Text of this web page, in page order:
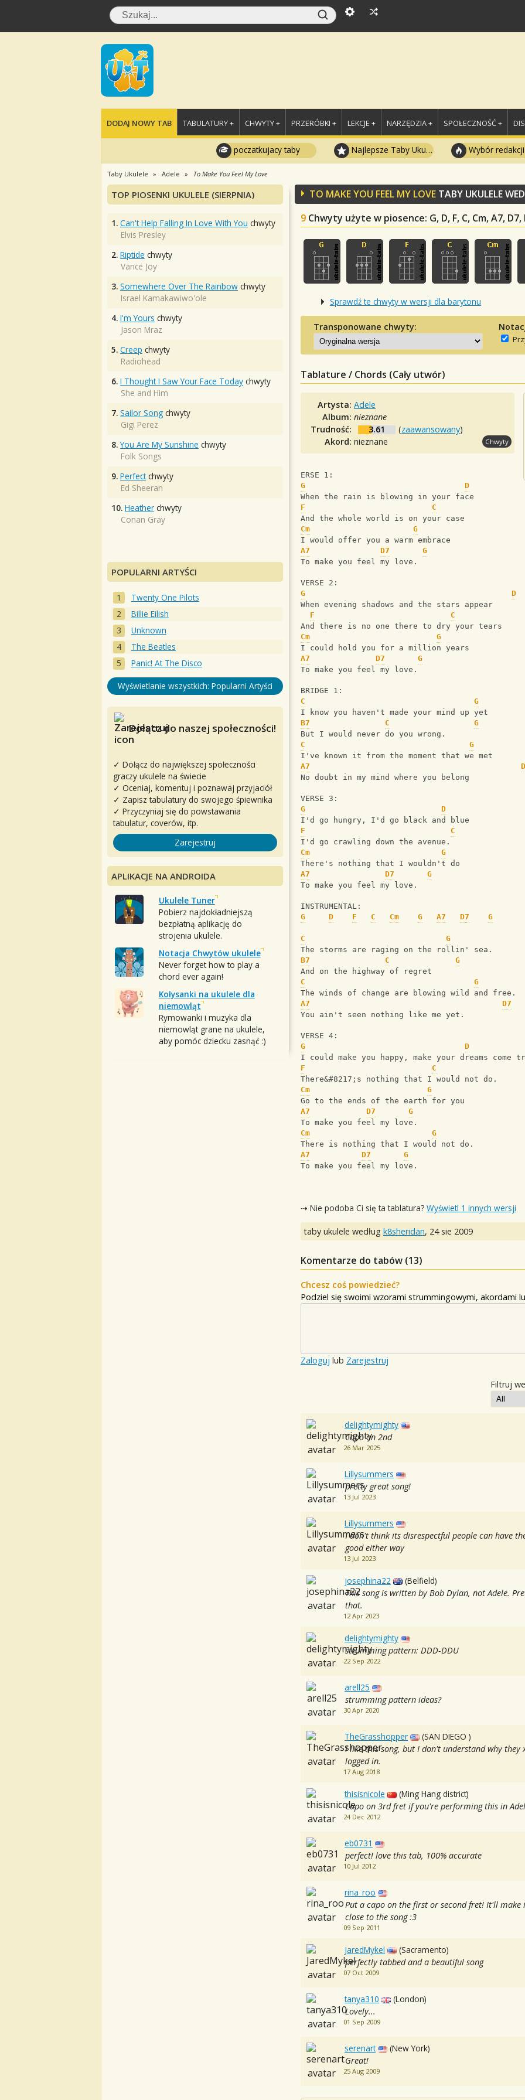
DODAJ NOWY TAB TABULATURY + CHWYTY + PRZERÓBKI + LEKCJE + NARZĘDZIA + SPOŁECZNOŚĆ +
poczatkujacy taby Najlepsze Taby Ukulele Wybór redakcji
Taby Ukulele Adele To Make You Feel My Love
TO MAKE YOU FEEL MY LOVE TABY UKULELE
9 Chwyty użyte w piosence: G, D, F, C, Cm, A7,
Sprawdź te chwyty w wersji dla barytonu
Transponowane chwyty:
Tablature / Chords (Cały utwór)
Artysta:Adele
Album:nieznane
Trudność:
3.61 (zaawansowany)
Akord:nieznane Chwyty
ERSE 1:
G
D
When the rain is blowing in your face
F
C
And the whole world is on your case
Cm
G
I would offer you a warm embrace
A7
D7
G
To make you feel my love.
VERSE 2:
G
D
When evening shadows and the stars appear
F
C
And there is no one there to dry your tears
Cm
G
I could hold you for a million years
A7
D7
G
To make you feel my love.
BRIDGE 1:
C
G
I know you haven't made your mind up yet
B7
C
G
But I would never do you wrong.
C
G
I've known it from the moment that we met
A7
No doubt in my mind where you belong
VERSE 3:
G
D
I'd go hungry, I'd go black and blue
F
C
I'd go crawling down the avenue.
Cm
G
There's nothing that I wouldn't do
A7
D7
G
To make you feel my love.
INSTRUMENTAL:
G
D F C Cm G A7 D7 G
C
G
The storms are raging on the rollin' sea.
B7
C
G
And on the highway of regret
C
G
The winds of change are blowing wild and free.
A7
D7
You ain't seen nothing like me yet.
VERSE 4:
G
D
I could make you happy, make your dreams come
F
C
There&#8217;s nothing that I would not do.
Cm
G
Go to the ends of the earth for you
A7
D7
G
To make you feel my love.
Cm
G
There is nothing that I would not do.
A7
D7
G
To make you feel my love.
⇢ Nie podoba Ci się ta tablatura? Wyświetl 1 innych wersji
taby ukulele według k8sheridan, 24 sie 2009
Komentarze do tabów (13)
Chcesz coś powiedzieć?
Podziel się swoimi wzorami strummingowymi, akordami
Zaloguj lub Zarejestruj
Filtruj
delightymighty
Capo on 2nd
26 Mar 2025
Lillysummers
pretty great song!
13 Jul 2023
Lillysummers
I don't think its disrespectful people can have
good either way
13 Jul 2023
josephina22
(Belfield)
This song is written by Bob Dylan, not Adele.
that.
12 Apr 2023
delightymighty
strumming pattern: DDD-DDU
22 Sep 2022
arell25
strumming pattern ideas?
30 Apr 2020
TheGrasshopper
(SAN DIEGO )
I like this song, but I don't understand why they
logged in.
17 Aug 2018
thisisnicole
(Ming Hang district)
Capo on 3rd fret if you're performing this in
24 Dec 2012
eb0731
perfect! love this tab, 100% accurate
10 Jul 2012
rina_roo
Put a capo on the first or second fret! It'll
close to the song :3
09 Sep 2011
JaredMykel
(Sacramento)
perfectly tabbed and a beautiful song
07 Oct 2009
tanya310
(London)
Lovely...
01 Sep 2009
serenart
(New York)
Great!
25 Aug 2009
TOP PIOSENKI UKULELE (SIERPNIA)
1. Can't Help Falling In Love With You chwyty
Elvis Presley
2. Riptide chwyty
Vance Joy
3. Somewhere Over The Rainbow chwyty
Israel Kamakawiwo'ole
4. I'm Yours chwyty
Jason Mraz
5. Creep chwyty
Radiohead
6. I Thought I Saw Your Face Today chwyty
She and Him
7. Sailor Song chwyty
Gigi Perez
8. You Are My Sunshine chwyty
Folk Songs
9. Perfectchwyty
Ed Sheeran
10. Heather chwyty
Conan Gray
POPULARNI ARTYŚCI
Twenty One Pilots
Billie Eilish
Unknown
The Beatles
Panic! At The Disco
Wyświetlanie wszystkich: Popularni Artyści
Dołącz do naszej społeczności!
✓ Dołącz do największej społeczności
graczy ukulele na świecie
✓ Oceniaj, komentuj i poznawaj przyjaciół
✓ Zapisz tabulatury do swojego śpiewnika
✓ Przyczyniaj się do powstawania
tabulatur, coverów, itp.
Zarejestruj
APLIKACJE NA ANDROIDA
Ukulele Tuner
Pobierz najdokładniejszą
bezpłatną aplikację do
strojenia ukulele.
Notacja Chwytów ukulele
Never forget how to play a
chord ever again!
Kołysanki na ukulele dla
niemowląt
Rymowanki i muzyka dla
niemowląt grane na ukulele,
aby pomóc dziecku zasnąć :)